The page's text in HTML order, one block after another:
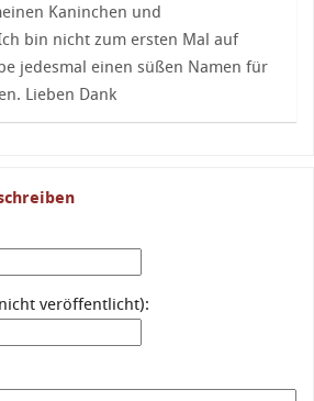
Kaninchen und
bin nicht zum ersten Mal auf
jedesmal einen süßen Namen für
Lieben Dank
veröffentlicht):